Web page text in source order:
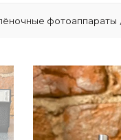
фотоаппараты